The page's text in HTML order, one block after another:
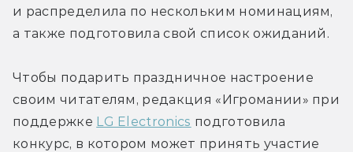
и распределила по нескольким номинациям,
а также подготовила свой список ожиданий.
Чтобы подарить праздничное настроение
своим читателям, редакция «Игромании» при
поддержке LG Electronics подготовила
конкурс, в котором может принять участие